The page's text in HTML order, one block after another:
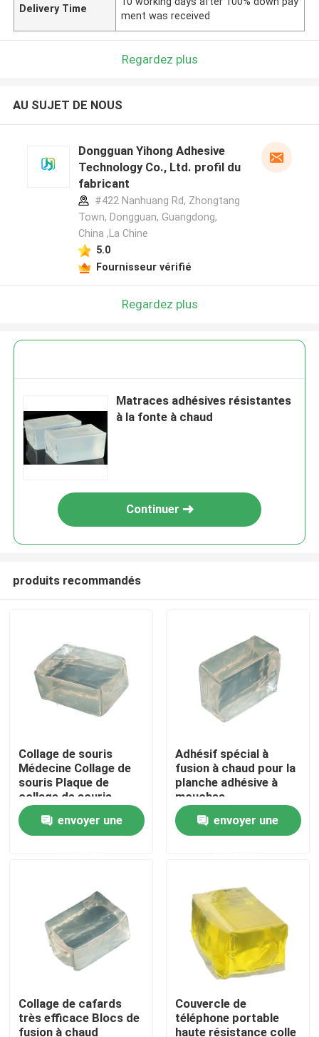
Aperçu
Produits
A propos de nous
Visite d'usine
Contrôle de la qualité
Delivery Time
ment was received
Regardez plus
AU SUJET DE NOUS
Dongguan Yihong Adhesive
Technology Co., Ltd. profil du
fabricant
#422 Nanhuang Rd, Zhongtang
Town, Dongguan, Guangdong,
China ,La Chine
5.0
Fournisseur vérifié
Regardez plus
Matraces adhésives résistantes
à la fonte à chaud
Continuer
produits recommandés
Collage de souris
Médecine Collage de
souris Plaque de
collage de souris
Forte Collage de
souris à haute
viscosité
envoyer une
Adhésif spécial à
fusion à chaud pour la
planche adhésive à
mouches
envoyer une
Collage de cafards
très efficace Blocs de
fusion à chaud
Couvercle de
téléphone portable
haute résistance colle